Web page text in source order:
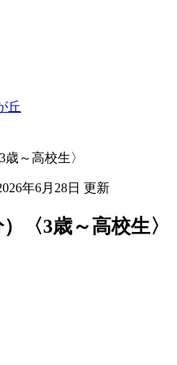
丘
～高校生〉
年6月28日 更新
〈3歳～高校生〉